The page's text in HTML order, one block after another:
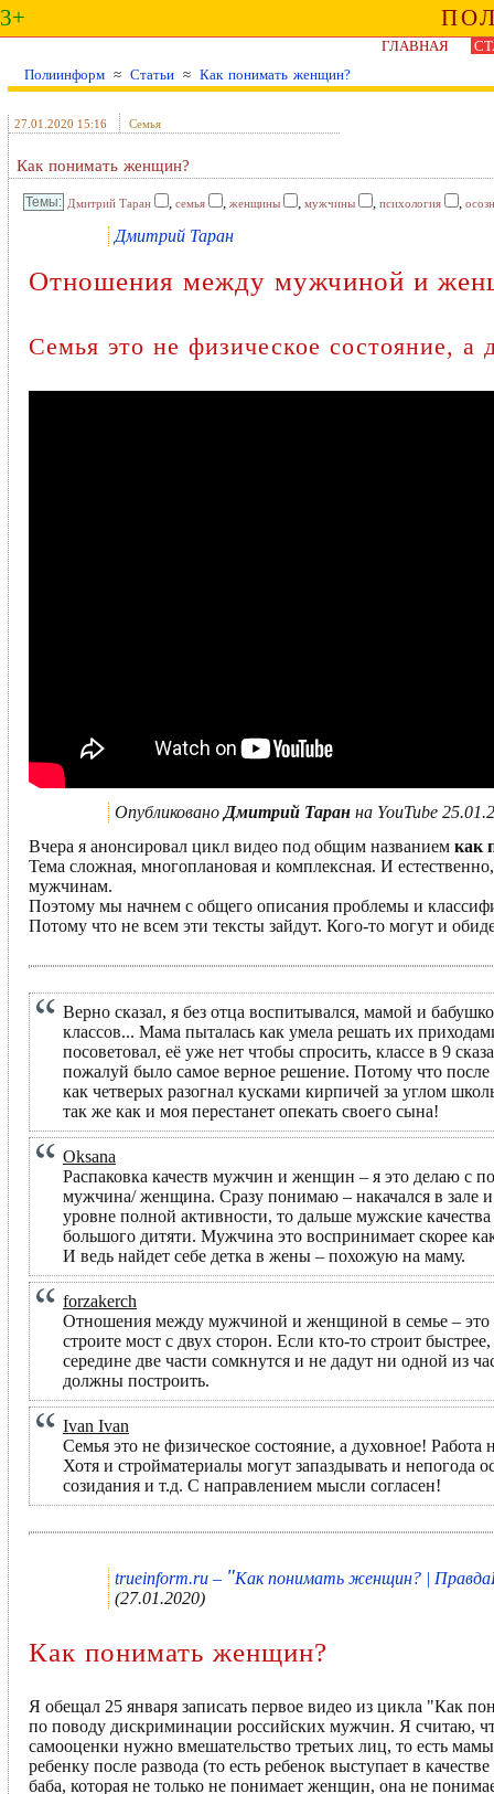
3+
ГЛАВНАЯ
Полиинформ ≈ Статьи ≈ Как понимать женщин?
27.01.2020 15:16 Семья
Как понимать женщин?
Дмитрий Таран , семья , женщины , мужчины , психология ,
Дмитрий Таран
Отношения между мужчиной и
Семья это не физическое состояние, а
Опубликовано Дмитрий Таран на YouTube
Вчера я анонсировал цикл видео под общим названием как
Тема сложная, многоплановая и комплексная. И
мужчинам.
Поэтому мы начнем с общего описания проблемы и
Потому что не всем эти тексты зайдут. Кого-то могут и
Верно сказал, я без отца воспитывался, мамой и
классов... Мама пыталась как умела решать их
посоветовал, её уже нет чтобы спросить, классе в 9
пожалуй было самое верное решение. Потому что
как четверых разогнал кусками кирпичей за углом
так же как и моя перестанет опекать своего сына!
Oksana
Распаковка качеств мужчин и женщин – я это делаю с
мужчина/ женщина. Сразу понимаю – накачался в зале и
уровне полной активности, то дальше мужские качества
большого дитяти. Мужчина это воспринимает скорее
И ведь найдет себе детка в жены – похожую на маму.
forzakerch
Отношения между мужчиной и женщиной в семье – это
строите мост с двух сторон. Если кто-то строит
середине две части сомкнутся и не дадут ни одной из
должны построить.
Ivan Ivan
Семья это не физическое состояние, а духовное!
Хотя и стройматериалы могут запаздывать и непогода
созидания и т.д. С направлением мысли согласен!
trueinform.ru – "Как понимать женщин? |
(27.01.2020)
Как понимать женщин?
Я обещал 25 января записать первое видео из цикла "Как
по поводу дискриминации российских мужчин. Я считаю,
самооценки нужно вмешательство третьих лиц, то есть
ребенку после развода (то есть ребенок выступает в
баба, которая не только не понимает женщин, она не